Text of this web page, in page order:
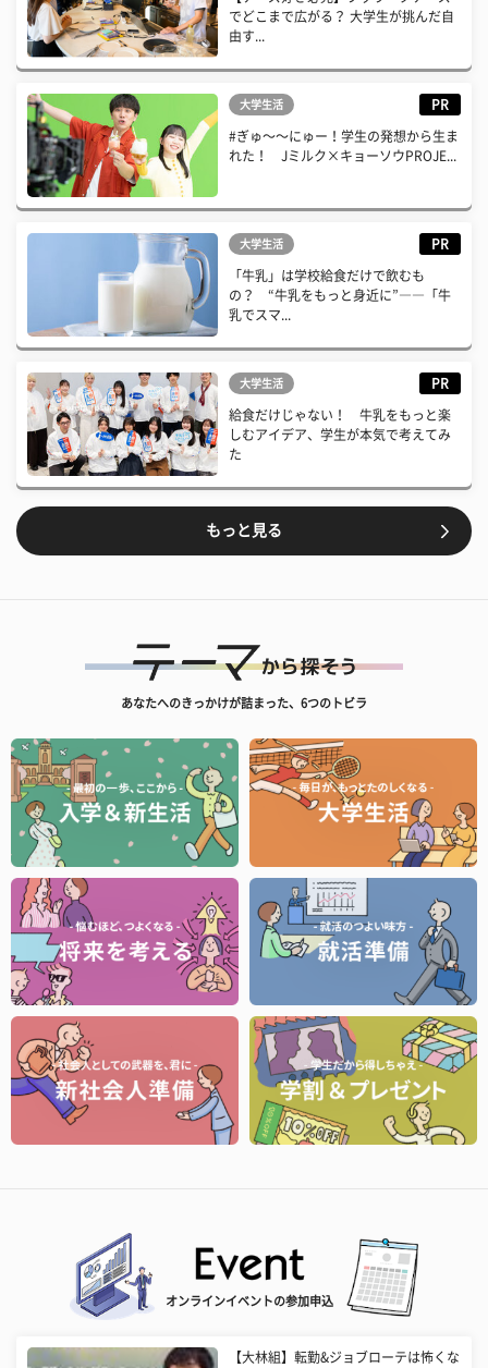
でどこまで広がる？ 大学生が挑んだ自
由す...
大学生活 PR
#ぎゅ〜〜にゅー！学生の発想から生ま
れた！ Jミルク×キョーソウPROJE...
大学生活 PR
「牛乳」は学校給食だけで飲むも
の？ “牛乳をもっと身近に”――「牛
乳でスマ...
大学生活 PR
給食だけじゃない！ 牛乳をもっと楽
しむアイデア、学生が本気で考えてみ
た
もっと見る
あなたへのきっかけが詰まった、6つのトビラ
オンラインイベントの参加申込
【大林組】転勤&ジョブローテは怖くな